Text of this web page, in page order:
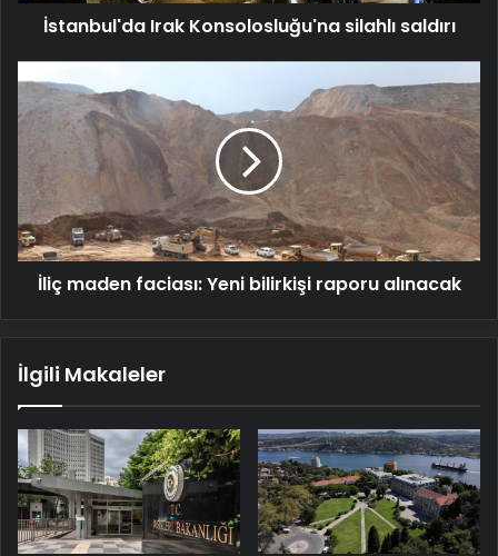
İstanbul'da Irak Konsolosluğu'na silahlı saldırı
maden
faciası:
Yeni
bilirkişi
raporu
alınacak
İliç maden faciası: Yeni bilirkişi raporu alınacak
İlgili Makaleler